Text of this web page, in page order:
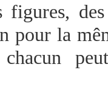
figures,
pour la